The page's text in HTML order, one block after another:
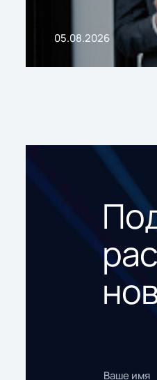
05.08.2026